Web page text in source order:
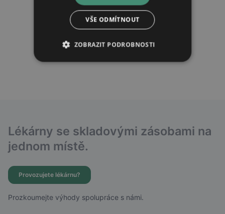
Lékárny se skladovými zásobami na
jednom místě.
Provozujete lékárnu?
Prozkoumejte výhody spolupráce s námi.
VŠE ODMÍTNOUT
ZOBRAZIT PODROBNOSTI